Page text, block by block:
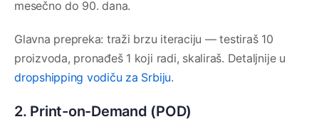
mesečno do 90. dana.
Glavna prepreka: traži brzu iteraciju — testiraš 10
proizvoda, pronađeš 1 koji radi, skaliraš. Detaljnije u
dropshipping vodiču za Srbiju.
2. Print-on-Demand (POD)